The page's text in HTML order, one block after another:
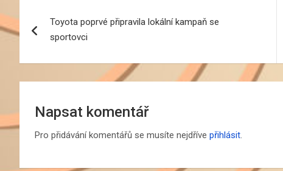
pro
příspěvek
Toyota poprvé připravila lokální kampaň se
sportovci
Napsat komentář
Pro přidávání komentářů se musíte nejdříve přihlásit.